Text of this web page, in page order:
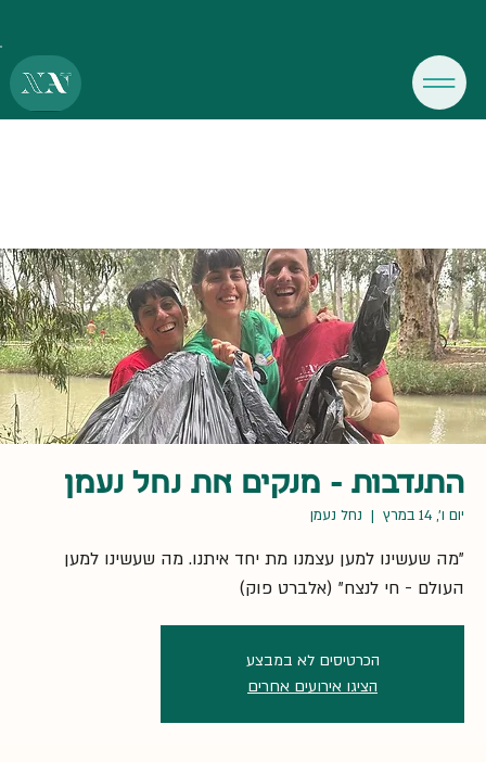
התנדבות - מנקים את נחל נעמן
יום ו׳, 14 במרץ
  |
נחל נעמן
"מה שעשינו למען עצמנו מת יחד איתנו. מה שעשינו למען
העולם - חי לנצח" (אלברט פוק)
הכרטיסים לא במבצע
הציגו אירועים אחרים